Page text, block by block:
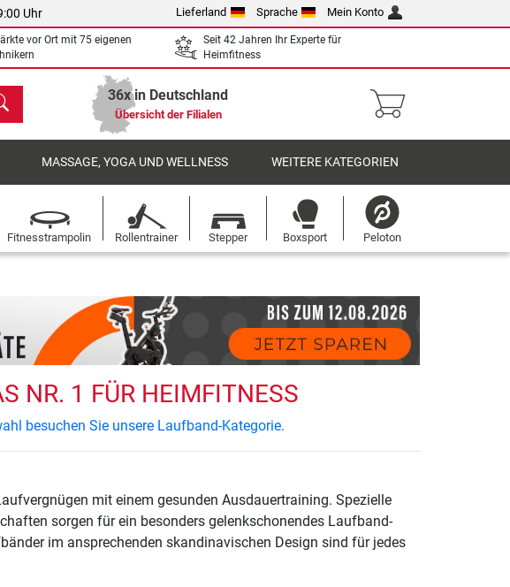
Uhr Lieferland Sprache Mein Konto
vor Ort mit 75 eigenen
Seit 42 Jahren Ihr Experte für
Heimfitness
36x in Deutschland
Übersicht der Filialen
MASSAGE, YOGA UND WELLNESS WEITERE KATEGORIEN
Fitnesstrampolin Rollentrainer Stepper Boxsport Peloton
NR. 1 FÜR HEIMFITNESS
besuchen Sie unsere Laufband-Kategorie.
mit einem gesunden Ausdauertraining. Spezielle
sorgen für ein besonders gelenkschonendes Laufband-
im ansprechenden skandinavischen Design sind für jedes